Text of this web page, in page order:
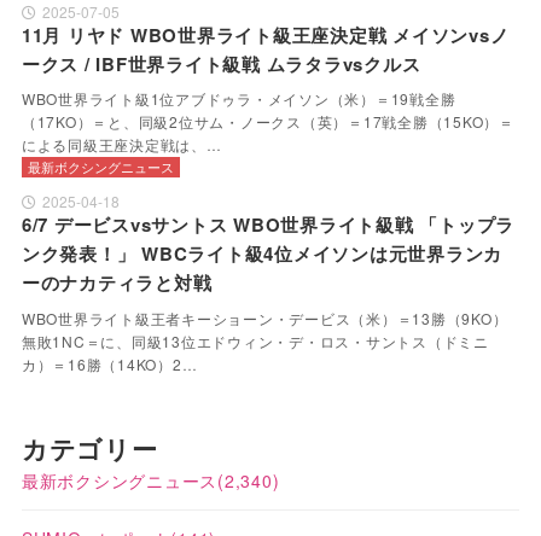
2025-07-05
11月 リヤド WBO世界ライト級王座決定戦 メイソンvsノ
ークス / IBF世界ライト級戦 ムラタラvsクルス
WBO世界ライト級1位アブドゥラ・メイソン（米）＝19戦全勝
（17KO）＝と、同級2位サム・ノークス（英）＝17戦全勝（15KO）＝
による同級王座決定戦は、…
最新ボクシングニュース
2025-04-18
6/7 デービスvsサントス WBO世界ライト級戦 「トップラ
ンク発表！」 WBCライト級4位メイソンは元世界ランカ
ーのナカティラと対戦
WBO世界ライト級王者キーショーン・デービス（米）＝13勝（9KO）
無敗1NC＝に、同級13位エドウィン・デ・ロス・サントス（ドミニ
カ）＝16勝（14KO）2…
カテゴリー
最新ボクシングニュース (2,340)